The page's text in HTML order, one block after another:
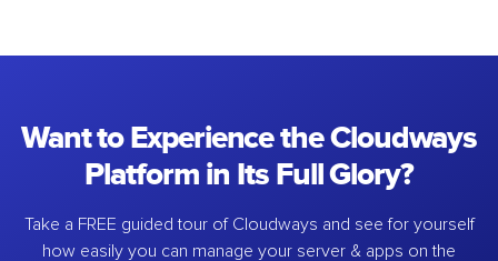
Want to Experience the Cloudways
Platform in Its Full Glory?
Take a FREE guided tour of Cloudways and see for yourself
how easily you can manage your server & apps on the